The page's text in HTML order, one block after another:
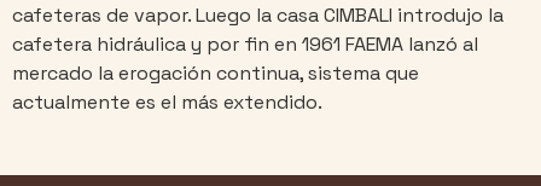
cafeteras de vapor. Luego la casa CIMBALI introdujo la
cafetera hidráulica y por fin en 1961 FAEMA lanzó al
mercado la erogación continua, sistema que
actualmente es el más extendido.